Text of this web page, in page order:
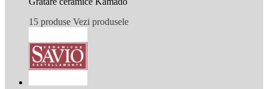
15 produse Vezi produsele